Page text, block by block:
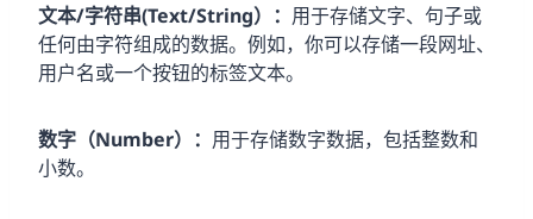
文本/字符串(Text/String）： 用于存储文字、句子或
任何由字符组成的数据。例如，你可以存储一段网址、
用户名或一个按钮的标签文本。
数字（Number）： 用于存储数字数据，包括整数和
小数。